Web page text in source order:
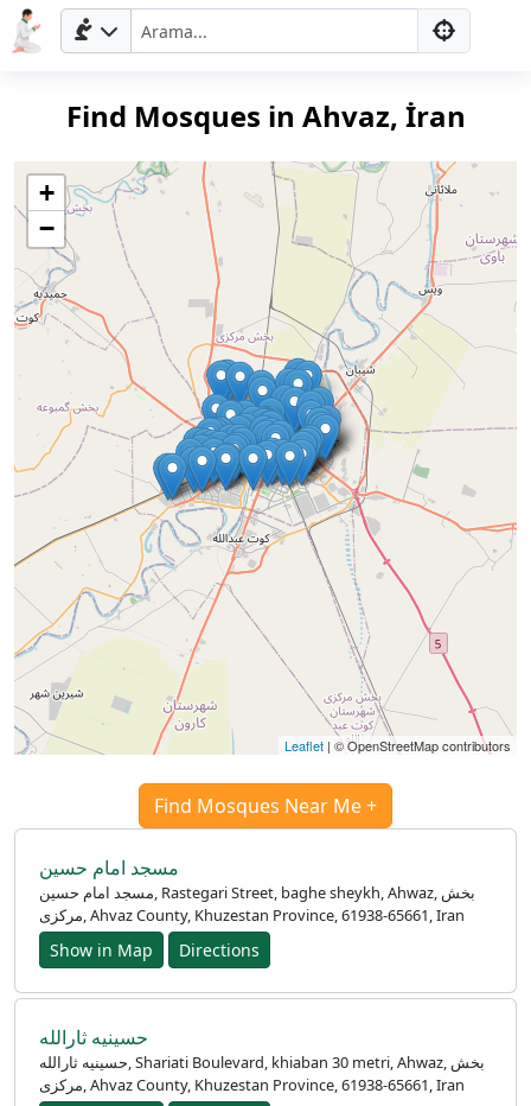
Find Mosques in Ahvaz, İran
+
−
Leaflet | © OpenStreetMap contributors
Find Mosques Near Me +
مسجد امام حسین
مسجد امام حسین, Rastegari Street, baghe sheykh, Ahwaz, بخش
مرکزی, Ahvaz County, Khuzestan Province, 61938-65661, Iran
Show in Map Directions
حسینیه ثارالله
حسینیه ثارالله, Shariati Boulevard, khiaban 30 metri, Ahwaz, بخش
مرکزی, Ahvaz County, Khuzestan Province, 61938-65661, Iran